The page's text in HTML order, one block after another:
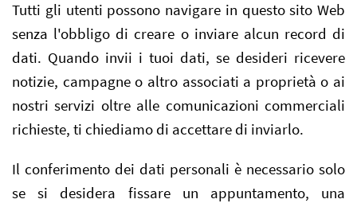
Tutti gli utenti possono navigare in questo sito Web
senza l'obbligo di creare o inviare alcun record di
dati. Quando invii i tuoi dati, se desideri ricevere
notizie, campagne o altro associati a proprietà o ai
nostri servizi oltre alle comunicazioni commerciali
richieste, ti chiediamo di accettare di inviarlo.
Il conferimento dei dati personali è necessario solo
se si desidera fissare un appuntamento, una